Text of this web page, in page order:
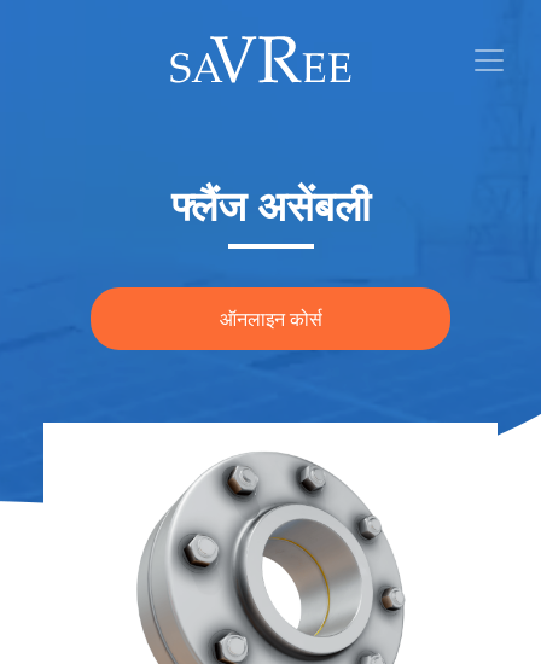
फ्लैंज असेंबली
ऑनलाइन कोर्स